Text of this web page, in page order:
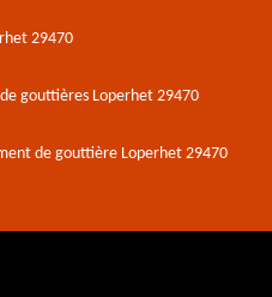
29470
gouttières Loperhet 29470
de gouttière Loperhet 29470